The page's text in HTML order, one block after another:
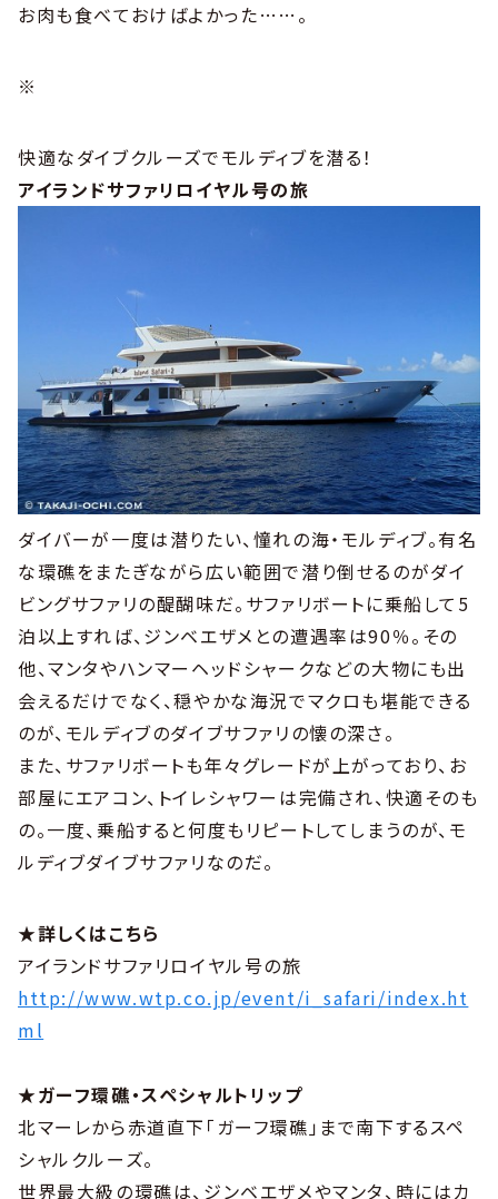
お肉も食べておけばよかった……。
※
快適なダイブクルーズでモルディブを潜る！
アイランドサファリロイヤル号の旅
ダイバーが一度は潜りたい、憧れの海・モルディブ。有名
な環礁をまたぎながら広い範囲で潜り倒せるのがダイ
ビングサファリの醍醐味だ。サファリボートに乗船して5
泊以上すれば、ジンベエザメとの遭遇率は90％。その
他、マンタやハンマーヘッドシャークなどの大物にも出
会えるだけでなく、穏やかな海況でマクロも堪能できる
のが、モルディブのダイブサファリの懐の深さ。
また、サファリボートも年々グレードが上がっており、お
部屋にエアコン、トイレシャワーは完備され、快適そのも
の。一度、乗船すると何度もリピートしてしまうのが、モ
ルディブダイブサファリなのだ。
★詳しくはこちら
アイランドサファリロイヤル号の旅
http://www.wtp.co.jp/event/i_safari/index.ht
ml
★ガーフ環礁・スペシャルトリップ
北マーレから赤道直下「ガーフ環礁」まで南下するスペ
シャルクルーズ。
世界最大級の環礁は、ジンベエザメやマンタ、時にはカ